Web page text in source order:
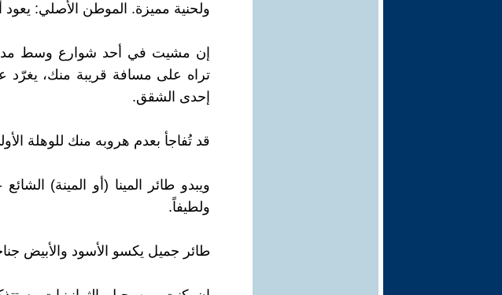
ولحنية مميزة. الموطن الأصلي: يعود
إن مشيت في أحد شوارع وسط
تراه على مسافة قريبة منك،
إحدى الشقق.
قد تُفاجأ بعدم هروبه منك للوهلة
ويبدو طائر المينا (أو المينة)
ولطيفاً.
طائر جميل يكسو الأسود والأبيض